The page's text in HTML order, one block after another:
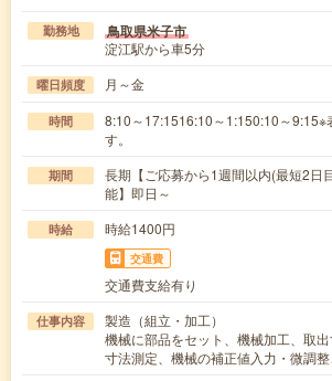
勤務地 鳥取県米子市
淀江駅から車5分
曜日頻度 月～金
時間
8:10～17:1516:10～1:150:10～9:15※
す。
期間
長期【ご応募から1週間以内(最短2日
能】即日～
時給 時給1400円
交通費
交通費支給有り
仕事内容
製造（組立・加工）
機械に部品をセット、機械加工、取
寸法測定、機械の補正値入力・微調